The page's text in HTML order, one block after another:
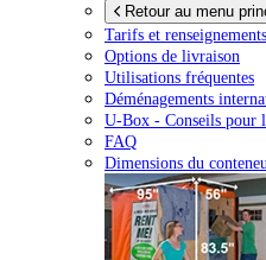
Retour au menu
Tarifs et renseignements
Options de livraison
Utilisations fréquentes
Déménagements
U-Box - Conseils pour
FAQ
Dimensions du